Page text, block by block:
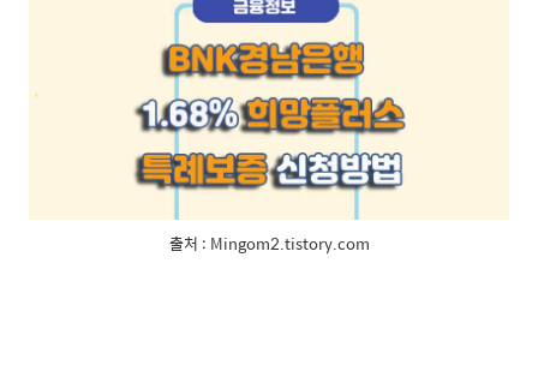
출처 : Mingom2.tistory.com